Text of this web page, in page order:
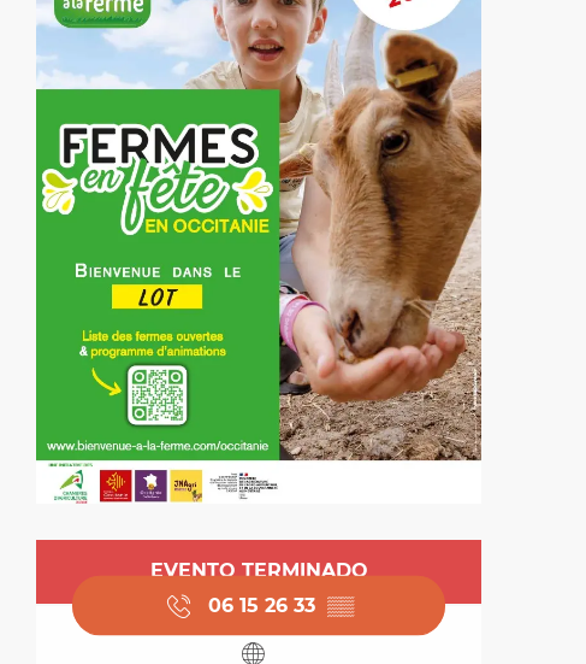
Horarios y datos de
EVENTO TERMINADO
06 15 26 33 ▒▒